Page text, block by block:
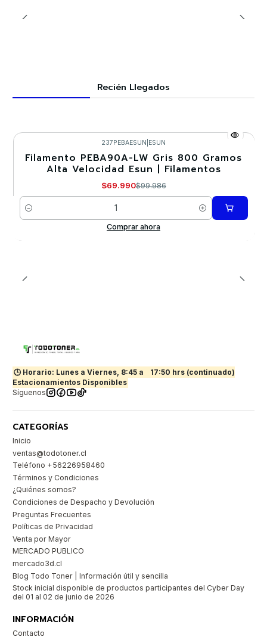
Recién Llegados
-30%
237PEBAESUN ESUN
Filamento PEBA90A-LW Gris 800 Gramos
Alta Velocidad Esun | Filamentos
$69.990$99.986
Cantidad
Comprar ahora
🕒 Horario: Lunes a Viernes, 8:45 a
17:50 hrs (continuado)
Estacionamientos Disponibles
Síguenos
CATEGORÍAS
Inicio
ventas@todotoner.cl
Teléfono +56226958460
Términos y Condiciones
¿Quiénes somos?
Condiciones de Despacho y Devolución
Preguntas Frecuentes
Políticas de Privacidad
Venta por Mayor
MERCADO PUBLICO
mercado3d.cl
Blog Todo Toner | Información útil y sencilla
Stock inicial disponible de productos participantes del Cyber Day
del 01 al 02 de junio de 2026
INFORMACIÓN
Contacto